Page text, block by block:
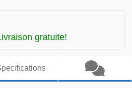
gratuite!